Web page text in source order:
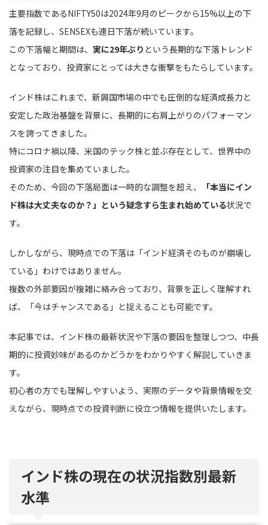
主要指数であるNIFTY50は2024年9月のピークから15%以上の下
落を記録し、SENSEXも連日下落が続いています。
この下落幅と期間は、 実に29年ぶり という長期的な下落トレンド
となっており、投資家にとっては大きな衝撃をもたらしています。
インド株はこれまで、新興国市場の中でも圧倒的な経済成長力と
安定した政治基盤を背景に、長期的に右肩上がりのパフォーマン
スを誇ってきました。
特にコロナ禍以降、米国のテック株と並ぶ存在として、世界中の
投資家の注目を集めていました。
そのため、今回の下落局面は一時的な調整を超え、
「本当にイン
ド株は大丈夫なのか？」という疑念すら生まれ始めている状況で
す。
しかしながら、現時点での下落は「インド経済そのものが崩壊し
ている」わけではありません。
複数の外部要因が複雑に絡み合っており、背景を正しく理解すれ
ば、「今はチャンスである」と捉えることも可能です。
本記事では、インド株の最新状況や下落の要因を整理しつつ、中長
期的に投資妙味があるのかどうかをわかりやすく解説していきま
す。
初心者の方でも理解しやすいよう、実際のデータや背景情報を交
えながら、現時点での投資判断に役立つ情報を提供いたします。
インド株の現在の状況指数別最新
水準